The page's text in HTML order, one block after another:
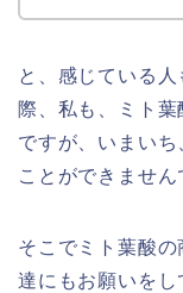
と、感じている
際、私も、ミト
ですが、いまい
ことができません
そこでミト葉酸
達にもお願いを